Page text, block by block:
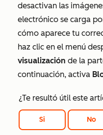
desactivan las
electrónico se carga
cómo aparece tu
haz clic en el menú
visualización de la
continuación, activa
¿Te resultó útil este
Si No